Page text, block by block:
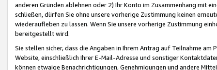
anderen Gründen ablehnen oder 2) Ihr Konto im Zusammenhang mit
schließen, dürfen Sie ohne unsere vorherige Zustimmung keinen
wiederaufleben zu lassen. Wenn Sie unsere vorherige Zustimmung
bereitgestellt wird.
Sie stellen sicher, dass die Angaben in Ihrem Antrag auf Teilnahme
Website, einschließlich Ihrer E-Mail-Adresse und sonstiger
können etwaige Benachrichtigungen, Genehmigungen und andere